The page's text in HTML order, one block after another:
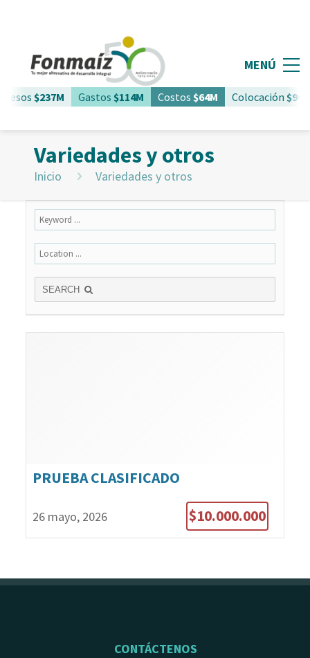
$237M Gastos$114M Costos$64M Colocación
MENÚ
Variedades y otros
Inicio Variedades y otros
SEARCH
PRUEBA CLASIFICADO
26 mayo, 2026 $10.000.000
CONTÁCTENOS